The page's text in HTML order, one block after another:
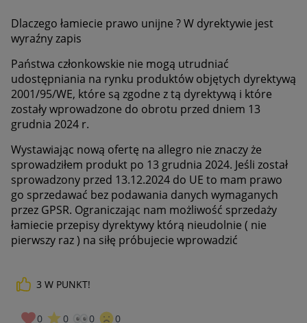
Dlaczego łamiecie prawo unijne ? W dyrektywie jest
wyraźny zapis
Państwa członkowskie nie mogą utrudniać
udostępniania na rynku produktów objętych dyrektywą
2001/95/WE, które są zgodne z tą dyrektywą i które
zostały wprowadzone do obrotu przed dniem 13
grudnia 2024 r.
Wystawiając nową ofertę na allegro nie znaczy że
sprowadziłem produkt po 13 grudnia 2024. Jeśli został
sprowadzony przed 13.12.2024 do UE to mam prawo
go sprzedawać bez podawania danych wymaganych
przez GPSR. Ograniczając nam możliwość sprzedaży
łamiecie przepisy dyrektywy którą nieudolnie ( nie
pierwszy raz ) na siłę próbujecie wprowadzić
3 W PUNKT!
0 0 0 0